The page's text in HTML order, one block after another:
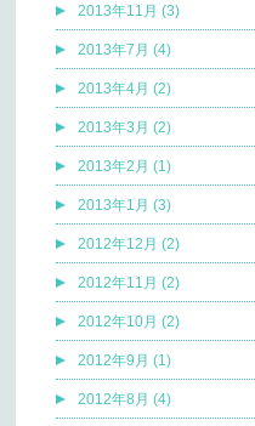
2013年11月 (3)
2013年7月 (4)
2013年4月 (2)
2013年3月 (2)
2013年2月 (1)
2013年1月 (3)
2012年12月 (2)
2012年11月 (2)
2012年10月 (2)
2012年9月 (1)
2012年8月 (4)